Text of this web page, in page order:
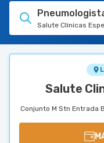
TUASAUDE.COM
Salute Clinicas
Salute
Conjunto M Stn Entrada